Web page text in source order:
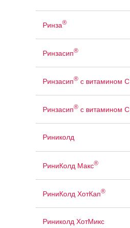
Ринза®
Ринзасип®
Ринзасип®с витамином C
Ринзасип®с витамином С
Риниколд
РиниКолд Макс®
РиниКолд ХотКап®
Риниколд ХотМикс